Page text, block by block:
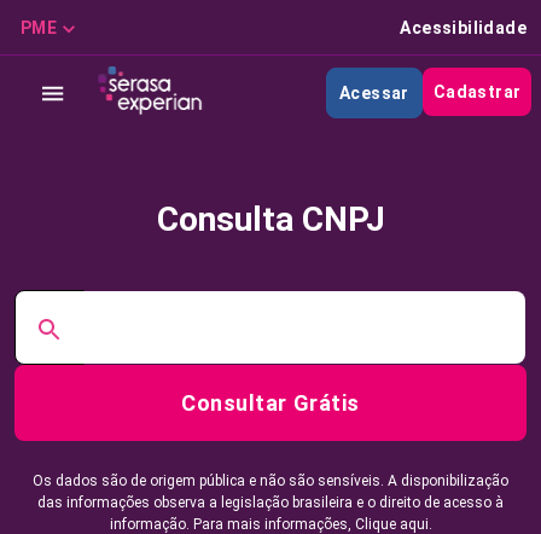
PME Acessibilidade
Acessar Cadastrar
Consulta CNPJ
Consultar Grátis
Os dados são de origem pública e não são sensíveis. A disponibilização
das informações observa a legislação brasileira e o direito de acesso à
informação. Para mais informações, Clique aqui.